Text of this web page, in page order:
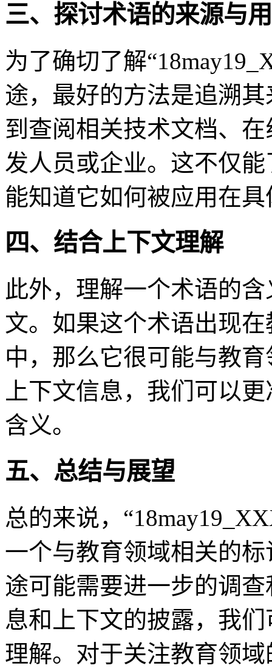
三、探讨术语的来源与
为了确切了解
途，最好的方法是追溯
到查阅相关技术文档、
发人员或企业。这不仅
能知道它如何被应用在
四、结合上下文理解
此外，理解一个术语的
文。如果这个术语出现
中，那么它很可能与教
上下文信息，我们可以
含义。
五、总结与展望
总的来说，
一个与教育领域相关的
途可能需要进一步的调
息和上下文的披露，我
理解。对于关注教育领